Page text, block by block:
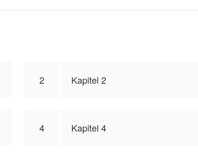
2 Kapitel 2
4 Kapitel 4